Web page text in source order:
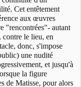
Cet entêtement
aux œuvres
"rencontrées"- autant
contre le lieu, en
donc, s'impose
une nudité
et jusqu'à
la figure
de Matisse, pour alors